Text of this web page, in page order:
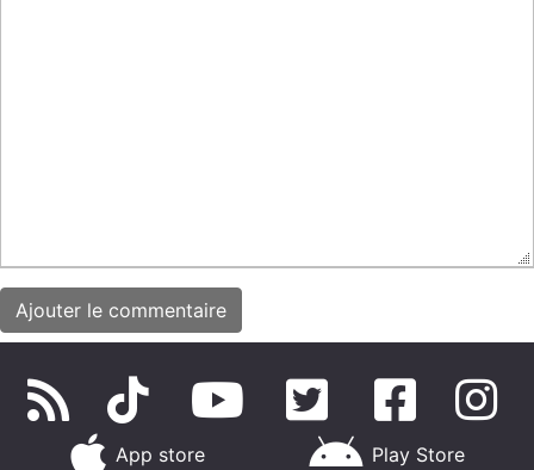
App store Play Store